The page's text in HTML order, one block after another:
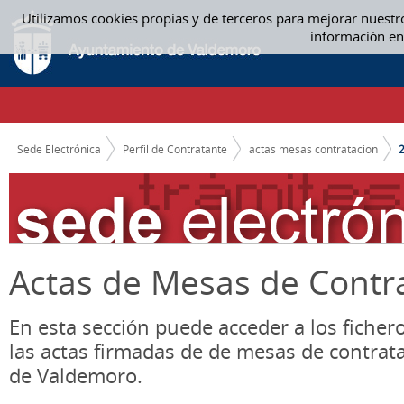
Utilizamos cookies propias y de terceros para mejorar
información
Saltar al contenido
2020 - ACTAS MESAS CONTRATACION
CAMINO DE MIGAS
Sede Electrónica Perfil de Contratante actas mesas contratacion
Actas de Mesas de
En esta sección puede acceder a los
las actas firmadas de de mesas de
de Valdemoro.